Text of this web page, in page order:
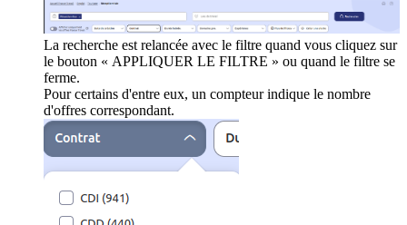
La recherche est relancée avec le filtre quand vous cliquez sur
le bouton « APPLIQUER LE FILTRE » ou quand le filtre se
ferme.
Pour certains d'entre eux, un compteur indique le nombre
d'offres correspondant.